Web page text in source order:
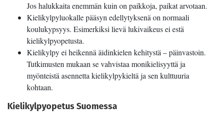
Jos halukkaita enemmän kuin on paikkoja, paikat arvotaan.
Kielikylpyluokalle pääsyn edellytyksenä on normaali
koulukypsyys. Esimerkiksi lievä lukivaikeus ei estä
kielikylpyopetusta.
Kielikylpy ei heikennä äidinkielen kehitystä – päinvastoin.
Tutkimusten mukaan se vahvistaa monikielisyyttä ja
myönteistä asennetta kielikylpykieltä ja sen kulttuuria
kohtaan.
Kielikylpyopetus Suomessa